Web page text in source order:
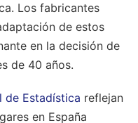
Los fabricantes
de estos
en la decisión de
de 40 años.
de Estadística reflejan
en España